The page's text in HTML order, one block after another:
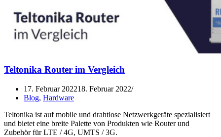
Teltonika Router im Vergleich
17. Februar 202218. Februar 2022
Blog, Hardware
Teltonika ist auf mobile und drahtlose Netzwerkgeräte spezialisiert
und bietet eine breite Palette von Produkten wie Router und
Zubehör für LTE / 4G, UMTS / 3G.